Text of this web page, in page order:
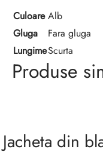
Culoare Alb
Gluga
Fara gluga
LungimeScurta
Produse
Jacheta din